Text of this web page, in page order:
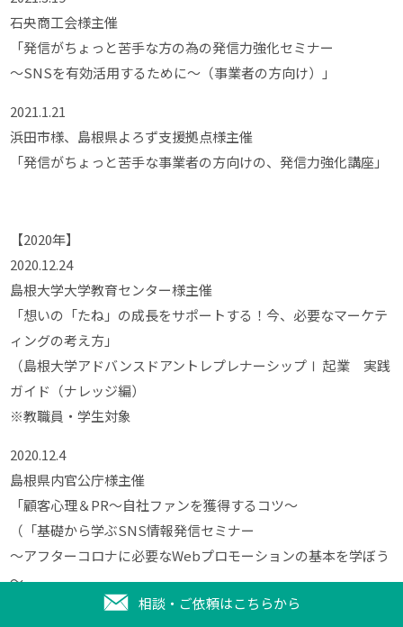
石央商工会様主催
「発信がちょっと苦手な方の為の発信力強化セミナー
～SNSを有効活用するために～（事業者の方向け）」
2021.1.21
浜田市様、島根県よろず支援拠点様主催
「発信がちょっと苦手な事業者の方向けの、発信力強化講座」
【2020年】
2020.12.24
島根大学大学教育センター様主催
「想いの「たね」の成長をサポートする！今、必要なマーケテ
ィングの考え方」
（島根大学アドバンスドアントレプレナーシップⅠ 起業 実践
ガイド（ナレッジ編）
※教職員・学生対象
2020.12.4
島根県内官公庁様主催
「顧客心理＆PR～自社ファンを獲得するコツ～
（「基礎から学ぶSNS情報発信セミナー
～アフターコロナに必要なWebプロモーションの基本を学ぼう
～
の第１部基礎編として」相談・ご依頼はこちらから